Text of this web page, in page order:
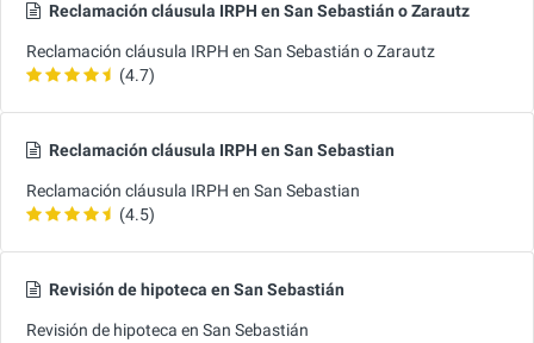
Reclamación cláusula IRPH en San Sebastián o Zarautz
Reclamación cláusula IRPH en San Sebastián o Zarautz
(4.7)
Reclamación cláusula IRPH en San Sebastian
Reclamación cláusula IRPH en San Sebastian
(4.5)
Revisión de hipoteca en San Sebastián
Revisión de hipoteca en San Sebastián